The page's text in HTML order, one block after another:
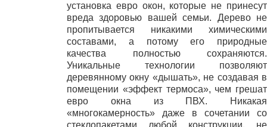
установка евро окон, которые не принесут
вреда здоровью вашей семьи. Дерево не
пропитывается никакими химическими
составами, а потому его природные
качества полностью сохраняются.
Уникальные технологии позволяют
деревянному окну «дышать», не создавая в
помещении «эффект термоса», чем грешат
евро окна из ПВХ. Никакая
«многокамерность» даже в сочетании со
стеклопакетами любой конструкции, не